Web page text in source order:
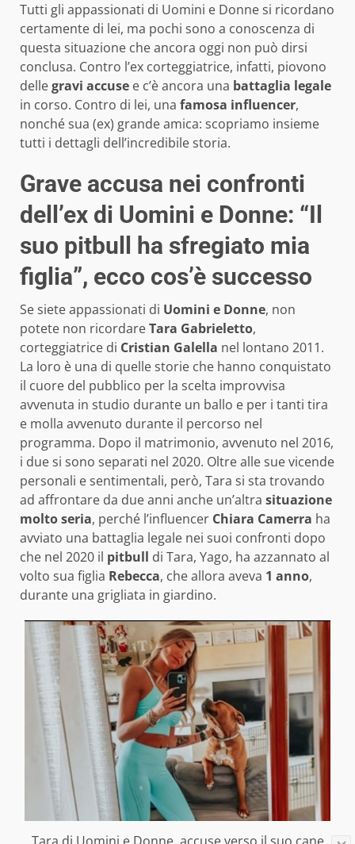
Tutti gli appassionati di Uomini e Donne si ricordano
certamente di lei, ma pochi sono a conoscenza di
questa situazione che ancora oggi non può dirsi
conclusa. Contro l’ex corteggiatrice, infatti, piovono
dellegravi accuse e c’è ancora una battaglia legale
in corso. Contro di lei, una famosa influencer,
nonché sua (ex) grande amica: scopriamo insieme
tutti i dettagli dell’incredibile storia.
Grave accusa nei confronti
dell’ex di Uomini e Donne: “Il
suo pitbull ha sfregiato mia
figlia”, ecco cos’è successo
Se siete appassionati di Uomini e Donne, non
potete non ricordareTara Gabrieletto,
corteggiatrice di Cristian Galella nel lontano 2011.
La loro è una di quelle storie che hanno conquistato
il cuore del pubblico per la scelta improvvisa
avvenuta in studio durante un ballo e per i tanti tira
e molla avvenuto durante il percorso nel
programma. Dopo il matrimonio, avvenuto nel 2016,
i due si sono separati nel 2020. Oltre alle sue vicende
personali e sentimentali, però, Tara si sta trovando
ad affrontare da due anni anche un’altra situazione
molto seria, perché l’influencer Chiara Camerra ha
avviato una battaglia legale nei suoi confronti dopo
che nel 2020 il pitbull di Tara, Yago, ha azzannato al
volto sua figlia Rebecca, che allora aveva 1 anno,
durante una grigliata in giardino.